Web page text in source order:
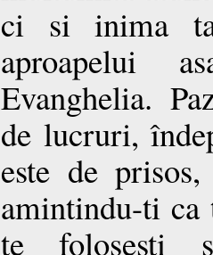
ci si inima
aproapelui
Evanghelia.
de lucruri,
este de
amintindu-ti ca
te folosesti